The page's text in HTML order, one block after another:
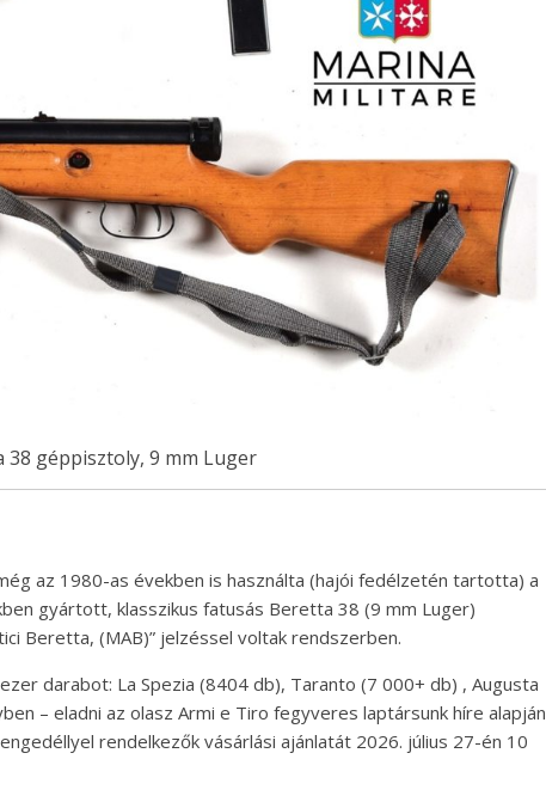
38 géppisztoly, 9 mm Luger
az 1980-as években is használta (hajói fedélzetén tartotta) a
gyártott, klasszikus fatusás Beretta 38 (9 mm Luger)
Beretta, (MAB)” jelzéssel voltak rendszerben.
darabot: La Spezia (8404 db), Taranto (7 000+ db) , Augusta
– eladni az olasz Armi e Tiro fegyveres laptársunk híre alapján
rendelkezők vásárlási ajánlatát 2026. július 27-én 10